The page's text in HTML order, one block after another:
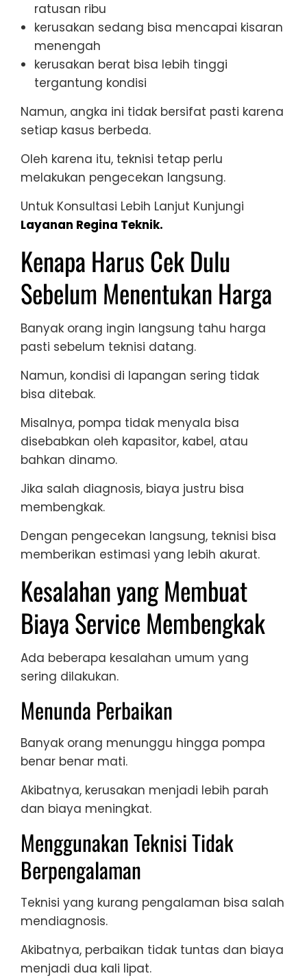
ratusan ribu
kerusakan sedang bisa mencapai kisaran
menengah
kerusakan berat bisa lebih tinggi
tergantung kondisi
Namun, angka ini tidak bersifat pasti karena
setiap kasus berbeda.
Oleh karena itu, teknisi tetap perlu
melakukan pengecekan langsung.
Untuk Konsultasi Lebih Lanjut Kunjungi
Layanan Regina Teknik.
Kenapa Harus Cek Dulu
Sebelum Menentukan Harga
Banyak orang ingin langsung tahu harga
pasti sebelum teknisi datang.
Namun, kondisi di lapangan sering tidak
bisa ditebak.
Misalnya, pompa tidak menyala bisa
disebabkan oleh kapasitor, kabel, atau
bahkan dinamo.
Jika salah diagnosis, biaya justru bisa
membengkak.
Dengan pengecekan langsung, teknisi bisa
memberikan estimasi yang lebih akurat.
Kesalahan yang Membuat
Biaya Service Membengkak
Ada beberapa kesalahan umum yang
sering dilakukan.
Menunda Perbaikan
Banyak orang menunggu hingga pompa
benar benar mati.
Akibatnya, kerusakan menjadi lebih parah
dan biaya meningkat.
Menggunakan Teknisi Tidak
Berpengalaman
Teknisi yang kurang pengalaman bisa salah
mendiagnosis.
Akibatnya, perbaikan tidak tuntas dan biaya
menjadi dua kali lipat.